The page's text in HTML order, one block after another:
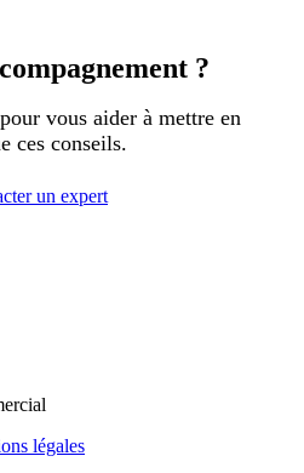
?
vous aider à mettre en
ces conseils.
un expert
légales